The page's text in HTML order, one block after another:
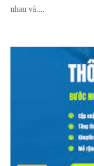
nhau và....